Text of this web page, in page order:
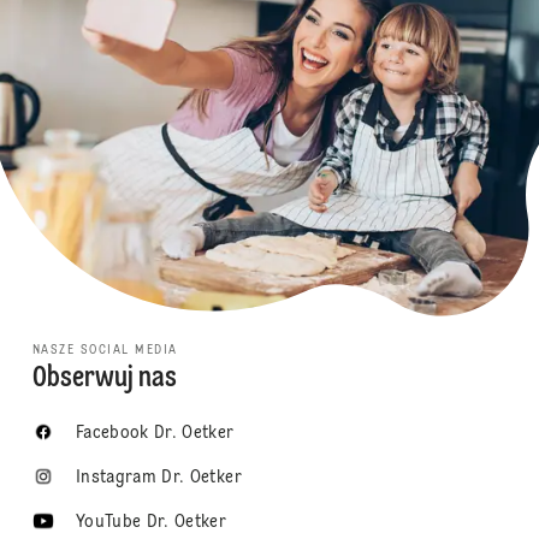
NASZE SOCIAL MEDIA
Obserwuj nas
Facebook Dr. Oetker
Instagram Dr. Oetker
YouTube Dr. Oetker